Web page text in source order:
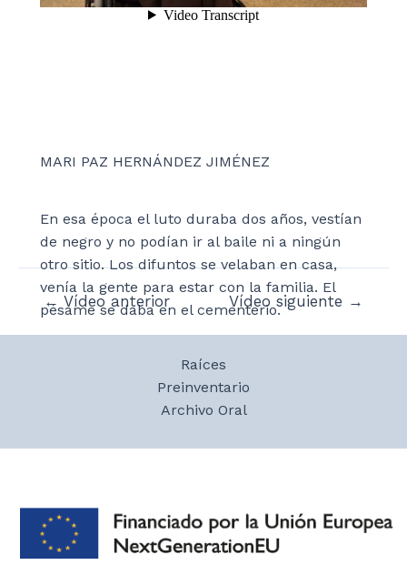
MARI PAZ HERNÁNDEZ JIMÉNEZ
En esa época el luto duraba dos años, vestían
de negro y no podían ir al baile ni a ningún
otro sitio. Los difuntos se velaban en casa,
venía la gente para estar con la familia. El
pésame se daba en el cementerio.
Navegación
← Vídeo anterior Vídeo siguiente →
Raíces
Preinventario
Archivo Oral